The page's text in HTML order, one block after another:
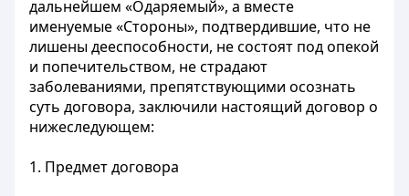
дальнейшем «Одаряемый», а вместе
именуемые «Стороны», подтвердившие, что не
лишены дееспособности, не состоят под опекой
и попечительством, не страдают
заболеваниями, препятствующими осознать
суть договора, заключили настоящий договор о
нижеследующем:
1. Предмет договора